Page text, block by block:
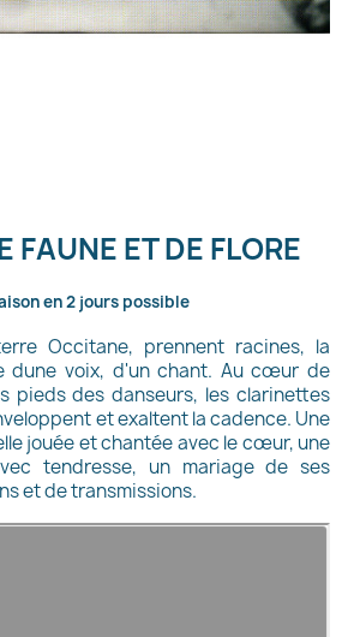
FAUNE ET DE FLORE
en 2 jours possible
Occitane, prennent racines, la
dune voix, d'un chant. Au cœur de
pieds des danseurs, les clarinettes
et exaltent la cadence. Une
jouée et chantée avec le cœur, une
tendresse, un mariage de ses
et de transmissions.